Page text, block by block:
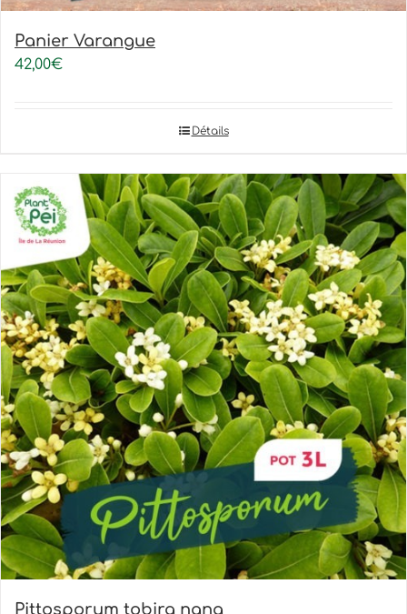
Panier Varangue
42,00€
Détails
Pittosporum tobira nana